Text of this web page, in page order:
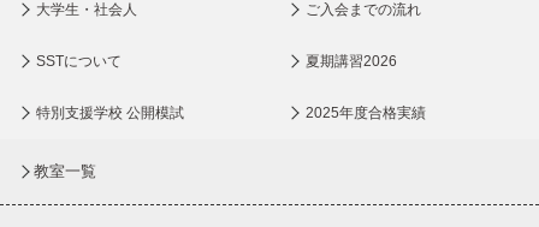
大学生・社会人 ご入会までの流れ
SSTについて 夏期講習2026
特別支援学校 公開模試 2025年度合格実績
教室一覧